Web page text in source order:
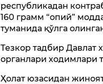
республикадан
160 грамм “опий”
туманида қўлга
Тезкор тадбир Давлат
органлари ходимлари
Ҳолат юзасидан